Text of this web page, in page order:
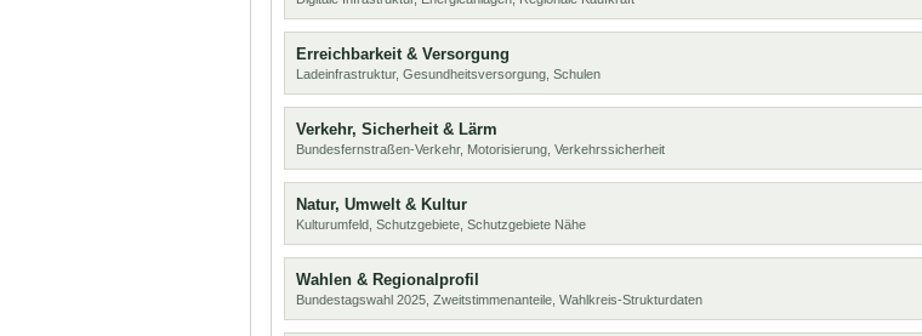
Erreichbarkeit & Versorgung
Ladeinfrastruktur, Gesundheitsversorgung, Schulen
Verkehr, Sicherheit & Lärm
Bundesfernstraßen-Verkehr, Motorisierung, Verkehrssicherheit
Natur, Umwelt & Kultur
Kulturumfeld, Schutzgebiete, Schutzgebiete Nähe
Wahlen & Regionalprofil
Bundestagswahl 2025, Zweitstimmenanteile, Wahlkreis-Strukturdaten